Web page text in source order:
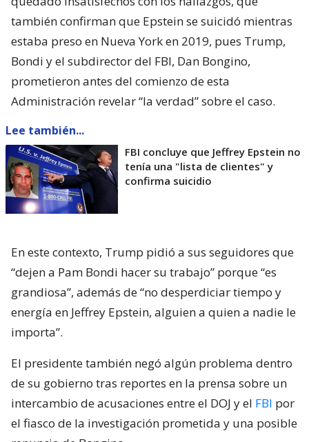
también confirman que Epstein se suicidó mientras
estaba preso en Nueva York en 2019, pues Trump,
Bondi y el subdirector del FBI, Dan Bongino,
prometieron antes del comienzo de esta
Administración revelar “la verdad” sobre el caso.
Lee también...
FBI concluye que Jeffrey Epstein no
tenía una "lista de clientes" y
confirma suicidio
En este contexto, Trump pidió a sus seguidores que
“dejen a Pam Bondi hacer su trabajo” porque “es
grandiosa”, además de “no desperdiciar tiempo y
energía en Jeffrey Epstein, alguien a quien a nadie le
importa”.
El presidente también negó algún problema dentro
de su gobierno tras reportes en la prensa sobre un
intercambio de acusaciones entre el DOJ y el FBI por
el fiasco de la investigación prometida y una posible